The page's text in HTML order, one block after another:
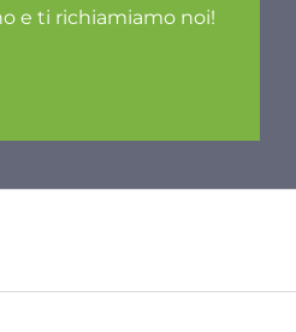
e ti richiamiamo noi!